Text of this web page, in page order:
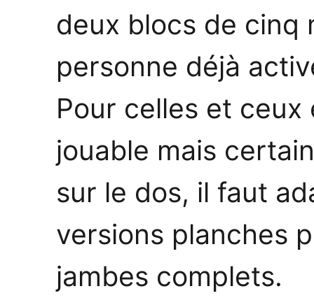
deux blocs de cinq
personne déjà
Pour celles et
jouable mais
sur le dos, il faut
versions planches
jambes complets.